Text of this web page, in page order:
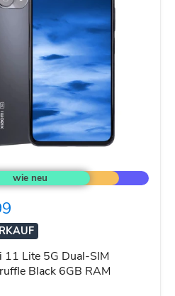
11 Lite 5G Dual-SIM
Black 6GB RAM